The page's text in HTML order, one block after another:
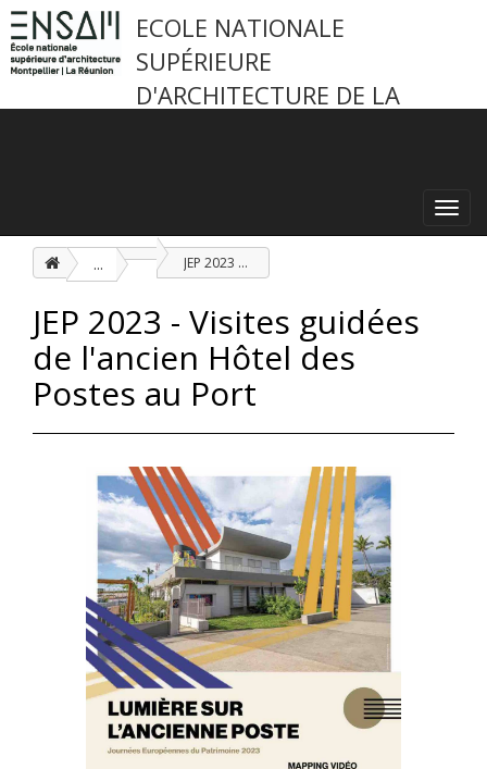
ECOLE NATIONALE
SUPÉRIEURE
D'ARCHITECTURE DE LA
...
JEP 2023 - Visites guidées de l'ancien Hôtel des Postes au Port
JEP 2023 - Visites guidées
de l'ancien Hôtel des
Postes au Port